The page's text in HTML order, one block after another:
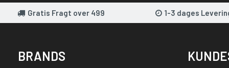
Gratis Fragt over 499 1-3 dages
BRANDS